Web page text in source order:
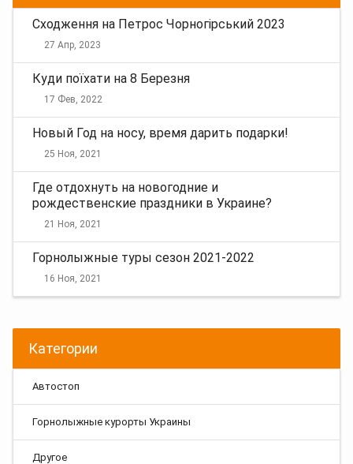
Сходження на Петрос Чорногірський 2023
27 Апр, 2023
Куди поїхати на 8 Березня
17 Фев, 2022
Новый Год на носу, время дарить подарки!
25 Ноя, 2021
Где отдохнуть на новогодние и
рождественские праздники в Украине?
21 Ноя, 2021
Горнолыжные туры сезон 2021-2022
16 Ноя, 2021
Категории
Автостоп
Горнолыжные курорты Украины
Другое